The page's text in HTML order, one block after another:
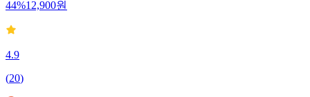
44%12,900원
4.9
(20)